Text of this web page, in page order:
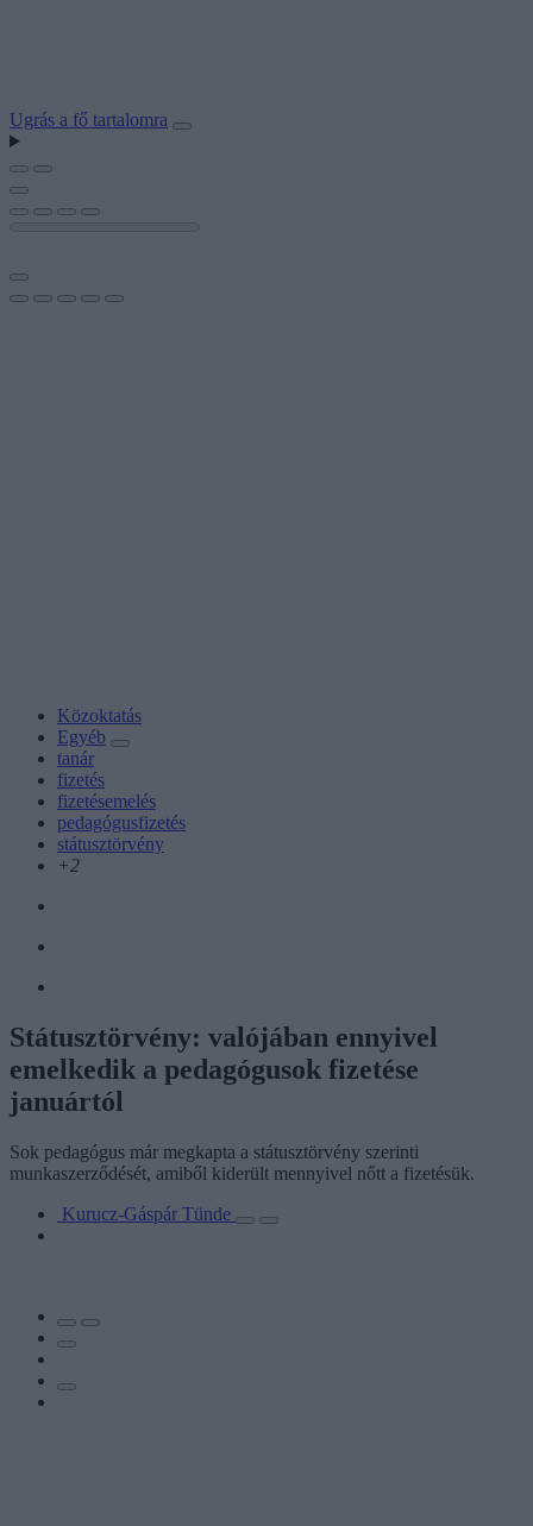
Ugrás a fő tartalomra
Közoktatás
Egyéb
tanár
fizetés
fizetésemelés
pedagógusfizetés
státusztörvény
+2
Státusztörvény: valójában ennyivel
emelkedik a pedagógusok fizetése
januártól
Sok pedagógus már megkapta a státusztörvény szerinti
munkaszerződését, amiből kiderült mennyivel nőtt a fizetésük.
Kurucz-Gáspár Tünde